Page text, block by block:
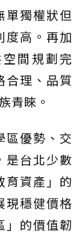
單獨權狀但
度高。再加
間規劃完
合理、品質
青睞。
區優勢、交
是台北少數
育資產」的
現穩健價格
」的價值韌